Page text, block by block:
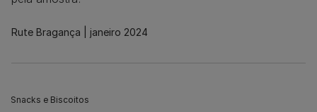
Rute Bragança janeiro 2024
Snacks e Biscoitos